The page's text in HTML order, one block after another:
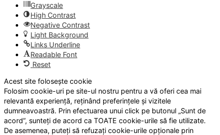
Grayscale
High Contrast
Negative Contrast
Light Background
Links Underline
Readable Font
Reset
Acest site folosește cookie
Folosim cookie-uri pe site-ul nostru pentru a vă oferi cea mai
relevantă experiență, reținând preferințele și vizitele
dumneavoastră. Prin efectuarea unui click pe butonul „Sunt de
acord”, sunteți de acord ca TOATE cookie-urile să fie utilizate.
De asemenea, puteți să refuzați cookie-urile opționale prin